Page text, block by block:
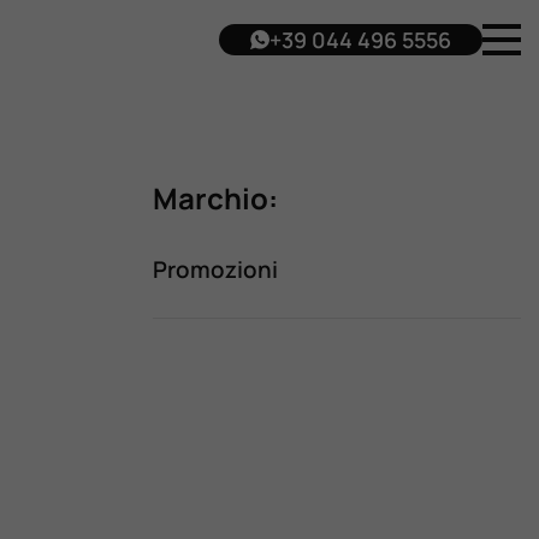
+39 044 496 5556
Marchio:
Promozioni